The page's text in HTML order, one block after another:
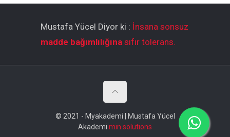
Mustafa Yücel Diyor ki : İnsana sonsuz
madde bağımlılığına sıfır tolerans.
© 2021 - Myakademi | Mustafa Yücel
Akademi min solutions